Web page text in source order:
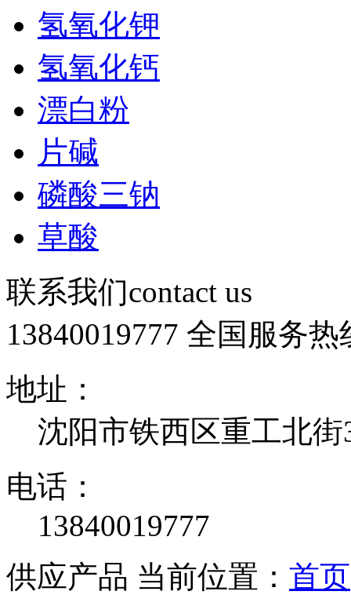
氢氧化钾
氢氧化钙
漂白粉
片碱
磷酸三钠
草酸
联系我们contact us
13840019777 全国服务热
地址：
沈阳市铁西区重工北街
电话：
13840019777
供应产品 当前位置： 首页